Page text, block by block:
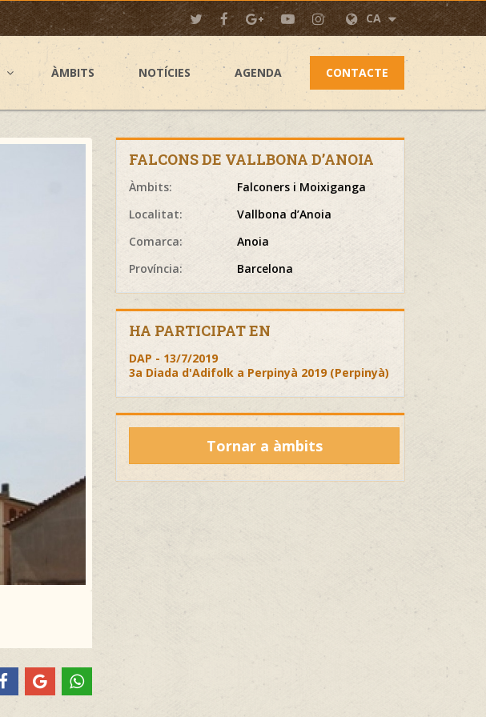
CA
ÀMBITS NOTÍCIES AGENDA CONTACTE
FALCONS DE VALLBONA D’ANOIA
Àmbits:
Falconers i Moixiganga
Localitat:
Vallbona d’Anoia
Comarca:
Anoia
Província:
Barcelona
HA PARTICIPAT EN
DAP - 13/7/2019
3a Diada d'Adifolk a Perpinyà 2019 (Perpinyà)
Tornar a àmbits